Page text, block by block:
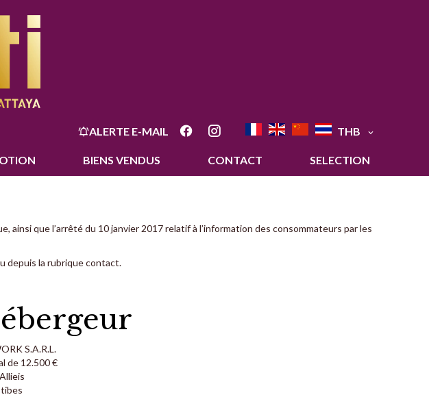
ALERTE E-MAIL THB
BIENS VENDUS CONTACT SELECTION
que l’arrêté du 10 janvier 2017 relatif à l’information des consommateurs par les
depuis la rubrique contact.
S.A.R.L.
de 12.500 €